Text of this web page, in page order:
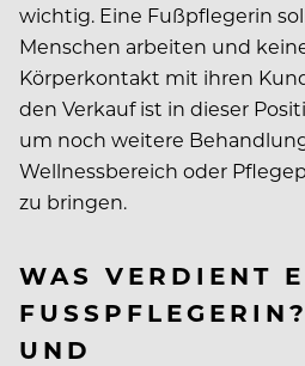
wichtig. Eine Fußpflegerin
Menschen arbeiten und
Körperkontakt mit ihren
den Verkauf ist in dieser
um noch weitere
Wellnessbereich oder
zu bringen.
WAS VERDIENT
FUSSPFLEGERIN?
ND V